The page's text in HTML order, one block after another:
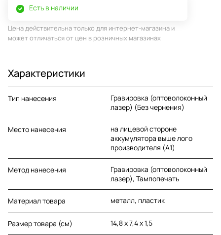
Есть в наличии
Цена действительна только для интернет-магазина и
может отличаться от цен в розничных магазинах
Характеристики
Тип нанесения
Гравировка (оптоволоконный
лазер) (Без чернения)
Место нанесения
на лицевой стороне
аккумулятора выше лого
производителя (A1)
Метод нанесения
Гравировка (оптоволоконный
лазер), Тампопечать
Материал товара металл, пластик
Размер товара (см) 14,8 x 7,4 x 1,5